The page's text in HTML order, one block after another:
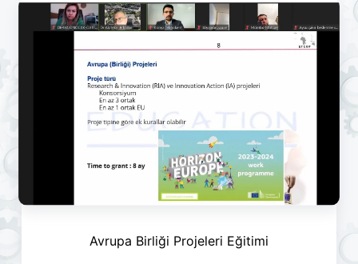
Avrupa Birliği Projeleri Eğitimi